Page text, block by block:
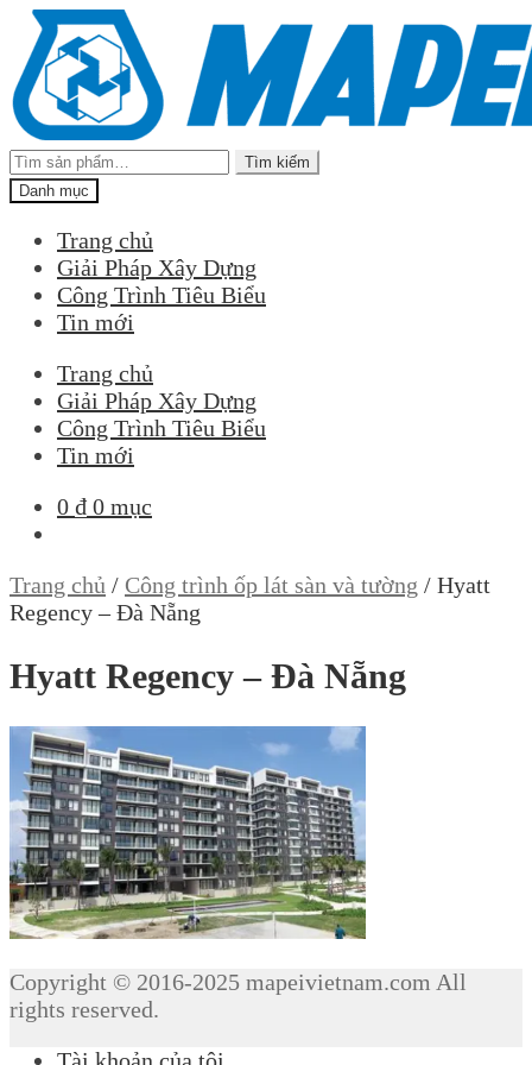
đến
Điều
hướng
Chuyển
đến
nội
dung
Tìm
kiếm:
Tìm kiếm
Danh mục
Trang chủ
Giải Pháp Xây Dựng
Công Trình Tiêu Biểu
Tin mới
Trang chủ
Giải Pháp Xây Dựng
Công Trình Tiêu Biểu
Tin mới
0 ₫ 0 mục
Trang chủ / Công trình ốp lát sàn và tường / Hyatt
Regency – Đà Nẵng
Hyatt Regency – Đà Nẵng
Copyright © 2016-2025 mapeivietnam.com All
rights reserved.